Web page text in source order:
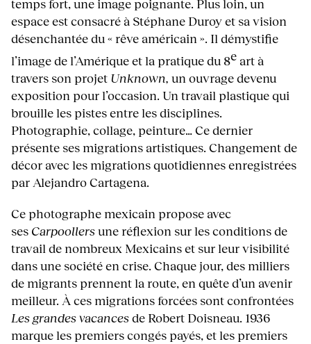
temps fort, une image poignante. Plus loin, un
espace est consacré à Stéphane Duroy et sa vision
désenchantée du « rêve américain ». Il démystifie
l’image de l’Amérique et la pratique du 8e art à
travers son projet Unknown, un ouvrage devenu
exposition pour l’occasion. Un travail plastique qui
brouille les pistes entre les disciplines.
Photographie, collage, peinture… Ce dernier
présente ses migrations artistiques. Changement de
décor avec les migrations quotidiennes enregistrées
par Alejandro Cartagena.
Ce photographe mexicain propose avec
ses Carpoollersune réflexion sur les conditions de
travail de nombreux Mexicains et sur leur visibilité
dans une société en crise. Chaque jour, des milliers
de migrants prennent la route, en quête d’un avenir
meilleur. À ces migrations forcées sont confrontées
Les grandes vacancesde Robert Doisneau. 1936
marque les premiers congés payés, et les premiers